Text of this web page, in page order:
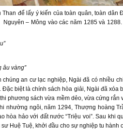
để lấy ý kiến của toàn quân, toàn
– Mông vào các năm 1285 và
âu vàng”
an cư lạc nghiệp, Ngài đã có nhiều
biệt là chính sách hòa giải, Ngài đã xóa
phương sách vừa mềm dẻo, vừa cứng
nhường ngôi, năm 1294, Thượng hoàng
hòa hảo với đất nước “Triệu voi”. Sau khi
Huệ Tuệ, khởi đầu cho sự nghiệp tu